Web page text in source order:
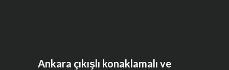
Ankara çıkışlı konaklamalı ve